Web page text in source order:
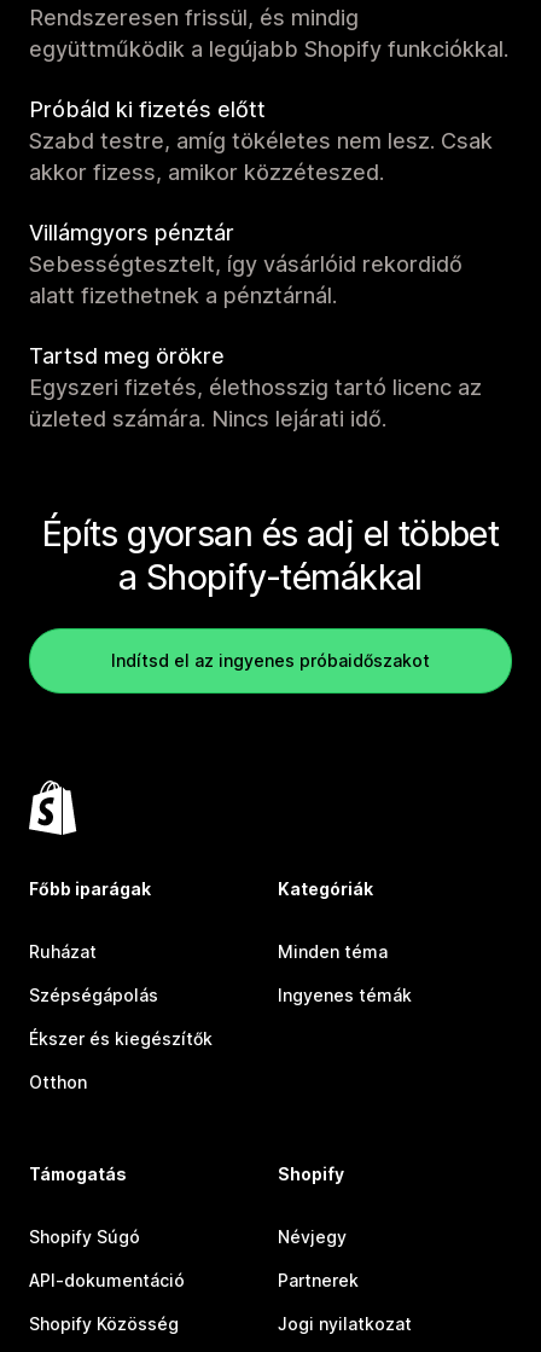
Rendszeresen frissül, és mindig
együttműködik a legújabb Shopify funkciókkal.
Próbáld ki fizetés előtt
Szabd testre, amíg tökéletes nem lesz. Csak
akkor fizess, amikor közzéteszed.
Villámgyors pénztár
Sebességtesztelt, így vásárlóid rekordidő
alatt fizethetnek a pénztárnál.
Tartsd meg örökre
Egyszeri fizetés, élethosszig tartó licenc az
üzleted számára. Nincs lejárati idő.
Építs gyorsan és adj el többet
a Shopify-témákkal
Indítsd el az ingyenes próbaidőszakot
Főbb iparágak
Ruházat
Szépségápolás
Ékszer és kiegészítők
Otthon
Kategóriák
Minden téma
Ingyenes témák
Támogatás
Shopify Súgó
API-dokumentáció
Shopify Közösség
Shopify
Névjegy
Partnerek
Jogi nyilatkozat